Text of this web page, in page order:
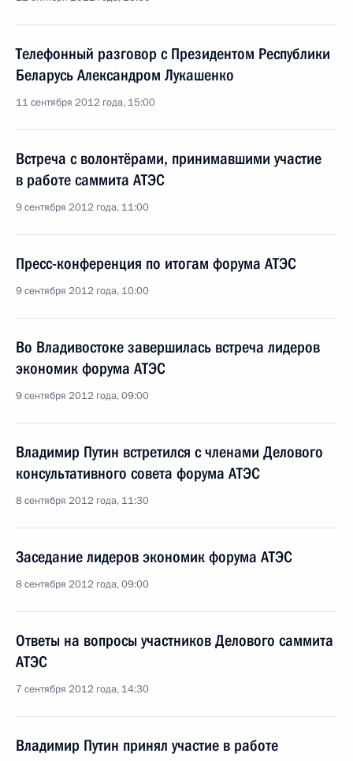
Телефонный разговор с Президентом Республики
Беларусь Александром Лукашенко
11 сентября 2012 года, 15:00
Встреча с волонтёрами, принимавшими участие
в работе саммита АТЭС
9 сентября 2012 года, 11:00
Пресс-конференция по итогам форума АТЭС
9 сентября 2012 года, 10:00
Во Владивостоке завершилась встреча лидеров
экономик форума АТЭС
9 сентября 2012 года, 09:00
Владимир Путин встретился с членами Делового
консультативного совета форума АТЭС
8 сентября 2012 года, 11:30
Заседание лидеров экономик форума АТЭС
8 сентября 2012 года, 09:00
Ответы на вопросы участников Делового саммита
АТЭС
7 сентября 2012 года, 14:30
Владимир Путин принял участие в работе